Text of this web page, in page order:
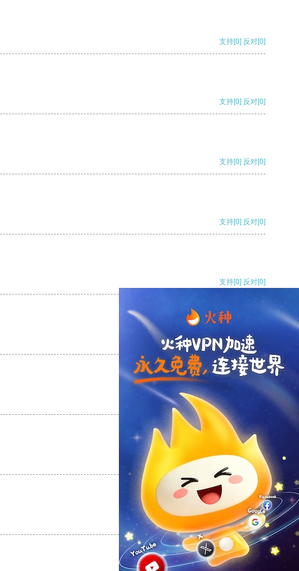
支持[0] 反对[0]
支持[0] 反对[0]
支持[0] 反对[0]
支持[0] 反对[0]
支持[0] 反对[0]
支持[0] 反对
支持
反对 [0]
支持[0] 反对[0]